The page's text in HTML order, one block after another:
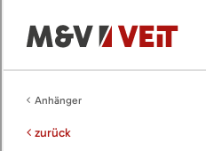
Anhänger
zurück